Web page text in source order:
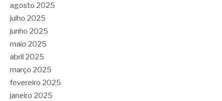
agosto 2025
julho 2025
junho 2025
maio 2025
abril 2025
março 2025
fevereiro 2025
janeiro 2025